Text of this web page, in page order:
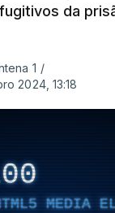
da
1 /
2024, 13:18
MEDIA